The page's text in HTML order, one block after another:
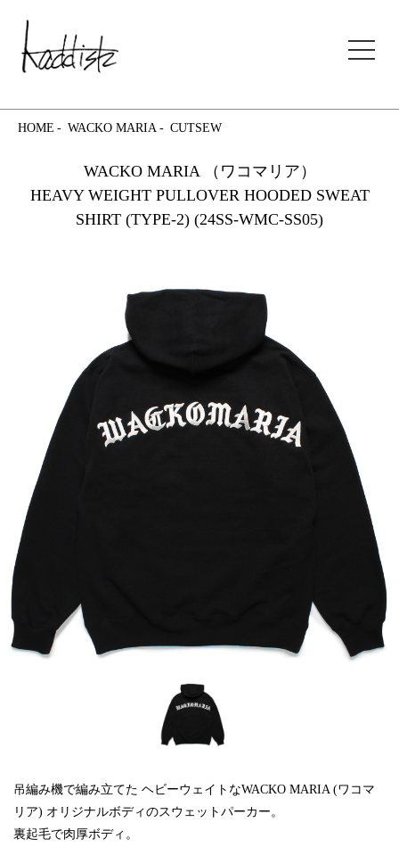
kaddish development store
HOME WACKO MARIA CUTSEW
WACKO MARIA （ワコマリア）
HEAVY WEIGHT PULLOVER HOODED SWEAT
SHIRT (TYPE-2) (24SS-WMC-SS05)
吊編み機で編み立てた ヘビーウェイトなWACKO MARIA (ワコマ
リア) オリジナルボディのスウェットパーカー。
裏起毛で肉厚ボディ。